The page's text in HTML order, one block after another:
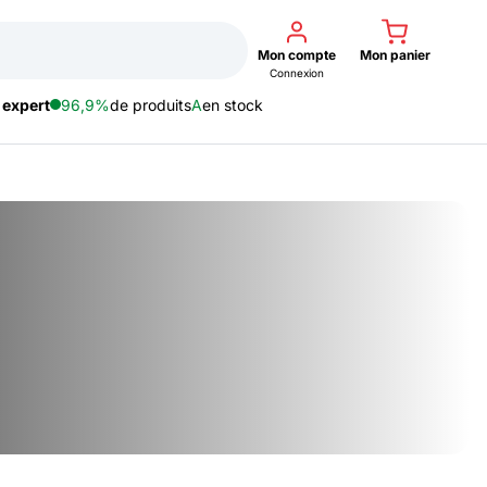
Mon compte
Connexion
Mon panier
96,9%de produitsAen stock